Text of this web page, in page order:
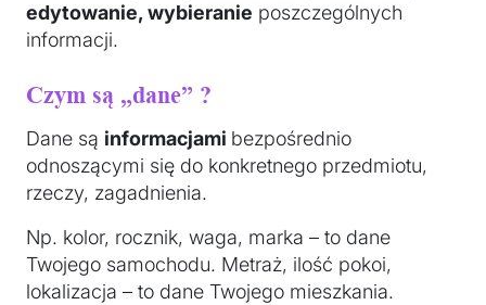
edytowanie, wybieranie poszczególnych
informacji.
Czym są „dane” ?
Dane są informacjami bezpośrednio
odnoszącymi się do konkretnego przedmiotu,
rzeczy, zagadnienia.
Np. kolor, rocznik, waga, marka – to dane
Twojego samochodu. Metraż, ilość pokoi,
lokalizacja – to dane Twojego mieszkania.